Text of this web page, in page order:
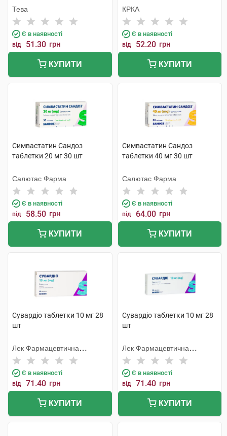
Тева
Є в наявності
від 51.30 грн
КУПИТИ
КРКА
Є в наявності
від 52.20 грн
КУПИТИ
Симвастатин Сандоз
таблетки 20 мг 30 шт
Салютас Фарма
Є в наявності
від 58.50 грн
КУПИТИ
Симвастатин Сандоз
таблетки 40 мг 30 шт
Салютас Фарма
Є в наявності
від 64.00 грн
КУПИТИ
Сувардіо таблетки 10 мг 28
шт
Лек Фармацевтична
компанія
Є в наявності
від 71.40 грн
КУПИТИ
Сувардіо таблетки 10 мг 28
шт
Лек Фармацевтична
компанія
Є в наявності
від 71.40 грн
КУПИТИ